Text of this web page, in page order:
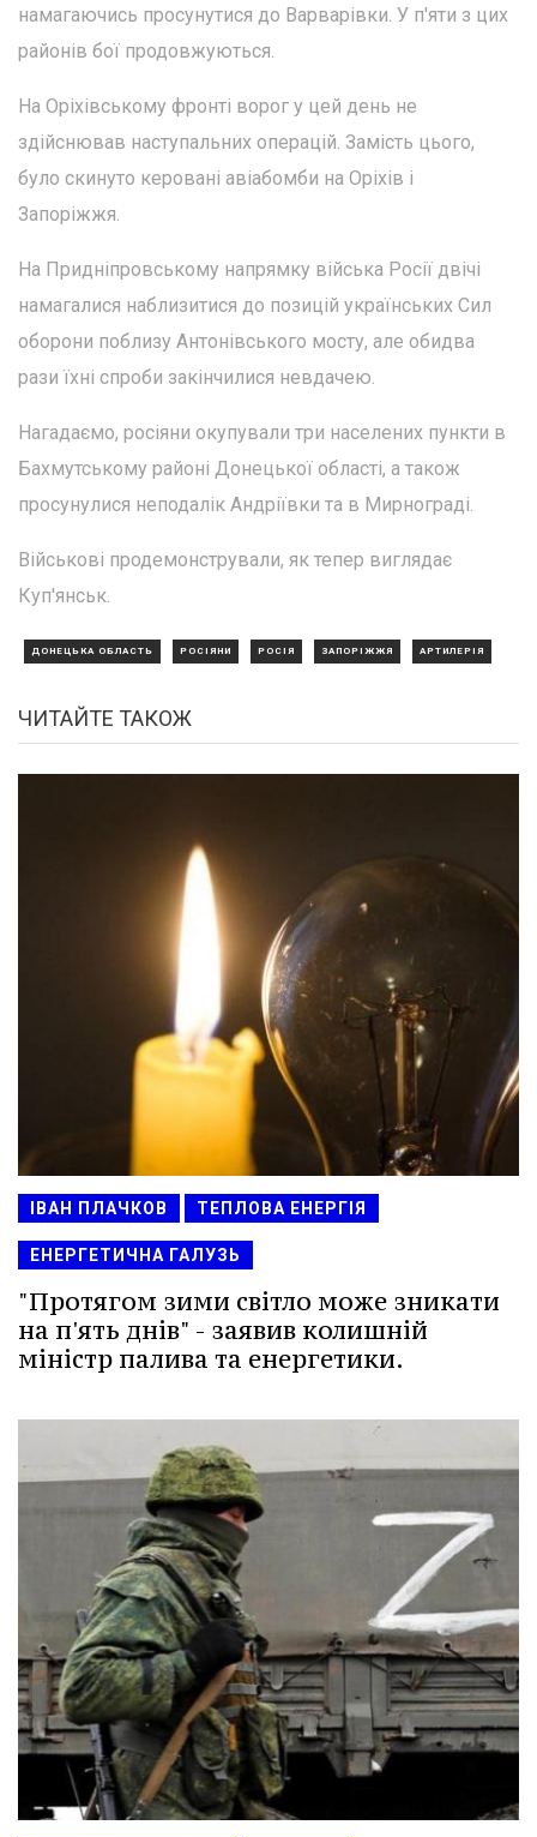
намагаючись просунутися до Варварівки. У п'яти з цих
районів бої продовжуються.
На Оріхівському фронті ворог у цей день не
здійснював наступальних операцій. Замість цього,
було скинуто керовані авіабомби на Оріхів і
Запоріжжя.
На Придніпровському напрямку війська Росії двічі
намагалися наблизитися до позицій українських Сил
оборони поблизу Антонівського мосту, але обидва
рази їхні спроби закінчилися невдачею.
Нагадаємо, росіяни окупували три населених пункти в
Бахмутському районі Донецької області, а також
просунулися неподалік Андріївки та в Мирнограді.
Військові продемонстрували, як тепер виглядає
Куп'янськ.
ДОНЕЦЬКА ОБЛАСТЬ РОСІЯНИ РОСІЯ ЗАПОРІЖЖЯ АРТИЛЕРІЯ
ЧИТАЙТЕ ТАКОЖ
ІВАН ПЛАЧКОВ ТЕПЛОВА ЕНЕРГІЯ
ЕНЕРГЕТИЧНА ГАЛУЗЬ
"Протягом зими світло може зникати
на п'ять днів" - заявив колишній
міністр палива та енергетики.